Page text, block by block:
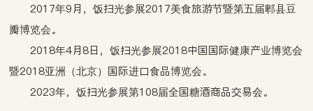
2017年9月，饭扫光参展2017美食旅游节暨第五届郫县豆
瓣博览会。
2018年4月8日，饭扫光参展2018中国国际健康产业博览会
暨2018亚洲（北京）国际进口食品博览会。
2023年，饭扫光参展第108届全国糖酒商品交易会。